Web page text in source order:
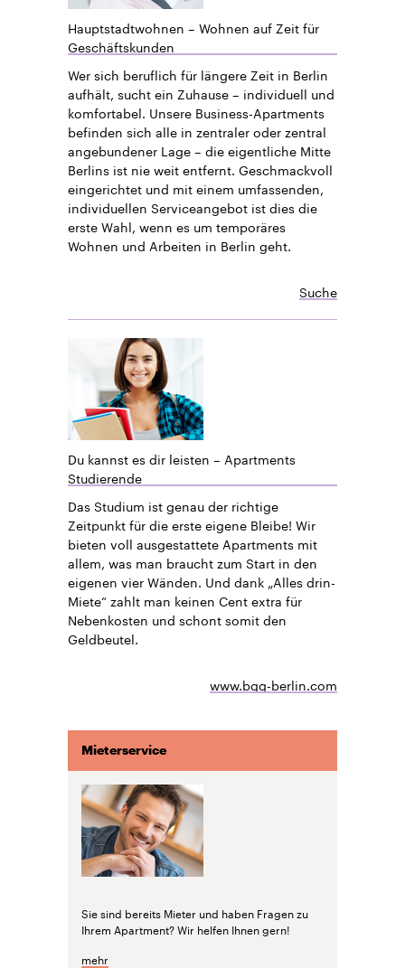
Hauptstadtwohnen – Wohnen auf Zeit für
Geschäftskunden
Wer sich beruflich für längere Zeit in Berlin
aufhält, sucht ein Zuhause – individuell und
komfortabel. Unsere Business-Apartments
befinden sich alle in zentraler oder zentral
angebundener Lage – die eigentliche Mitte
Berlins ist nie weit entfernt. Geschmackvoll
eingerichtet und mit einem umfassenden,
individuellen Serviceangebot ist dies die
erste Wahl, wenn es um temporäres
Wohnen und Arbeiten in Berlin geht.
Suche
Du kannst es dir leisten – Apartments
Studierende
Das Studium ist genau der richtige
Zeitpunkt für die erste eigene Bleibe! Wir
bieten voll ausgestattete Apartments mit
allem, was man braucht zum Start in den
eigenen vier Wänden. Und dank „Alles drin-
Miete“ zahlt man keinen Cent extra für
Nebenkosten und schont somit den
Geldbeutel.
www.bgg-berlin.com
Mieterservice
Sie sind bereits Mieter und haben Fragen zu
Ihrem Apartment? Wir helfen Ihnen gern!
mehr